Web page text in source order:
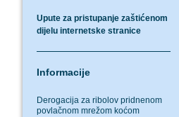
Upute za pristupanje zaštićenom
dijelu internetske stranice
Informacije
Derogacija za ribolov pridnenom
povlačnom mrežom koćom